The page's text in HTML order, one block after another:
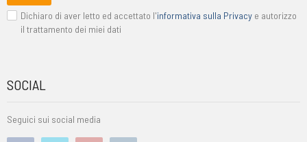
Dichiaro di aver letto ed accettato l'informativa sulla Privacy e autorizzo
il trattamento dei miei dati
SOCIAL
Seguici sui social media